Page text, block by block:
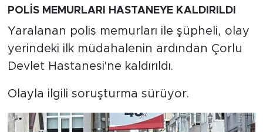
POLİS MEMURLARI HASTANEYE KALDIRILDI
Yaralanan polis memurları ile şüpheli, olay
yerindeki ilk müdahalenin ardından Çorlu
Devlet Hastanesi'ne kaldırıldı.
Olayla ilgili soruşturma sürüyor.